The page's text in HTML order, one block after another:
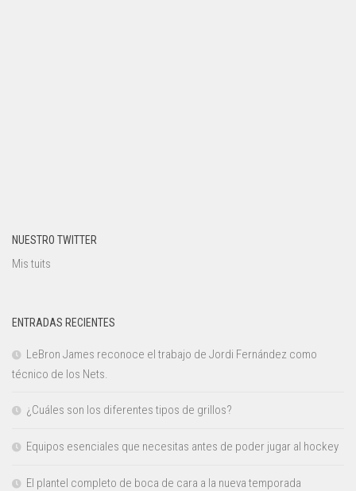
NUESTRO TWITTER
Mis tuits
ENTRADAS RECIENTES
LeBron James reconoce el trabajo de Jordi Fernández como
técnico de los Nets.
¿Cuáles son los diferentes tipos de grillos?
Equipos esenciales que necesitas antes de poder jugar al hockey
El plantel completo de boca de cara a la nueva temporada